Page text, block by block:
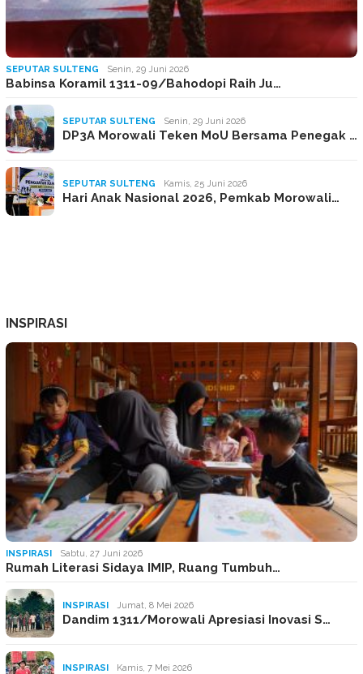
SEPUTAR SULTENG Senin, 29 Juni 2026
Babinsa Koramil 1311-09/Bahodopi Raih Ju…
SEPUTAR SULTENG Senin, 29 Juni 2026
DP3A Morowali Teken MoU Bersama Penegak …
SEPUTAR SULTENG Kamis, 25 Juni 2026
Hari Anak Nasional 2026, Pemkab Morowali…
INSPIRASI
INSPIRASI Sabtu, 27 Juni 2026
Rumah Literasi Sidaya IMIP, Ruang Tumbuh…
INSPIRASI Jumat, 8 Mei 2026
Dandim 1311/Morowali Apresiasi Inovasi S…
INSPIRASI Kamis, 7 Mei 2026